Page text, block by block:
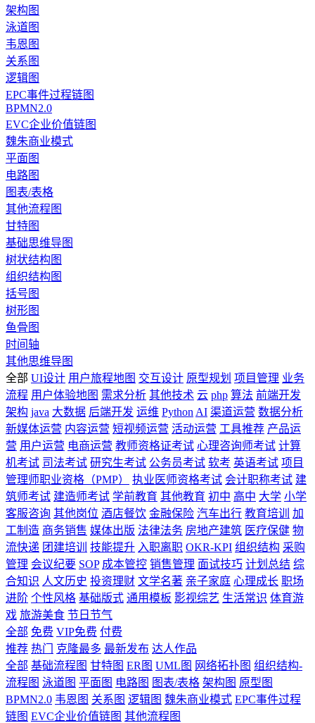
架构图
泳道图
韦恩图
关系图
逻辑图
EPC事件过程链图
BPMN2.0
EVC企业价值链图
魏朱商业模式
平面图
电路图
图表/表格
其他流程图
甘特图
基础思维导图
树状结构图
组织结构图
括号图
树形图
鱼骨图
时间轴
其他思维导图
全部 UI设计 用户旅程地图 交互设计 原型规划 项目管理 业务
流程 用户体验地图 需求分析 其他技术 云 php 算法 前端开发
架构 java 大数据 后端开发 运维 Python AI 渠道运营 数据分析
新媒体运营 内容运营 短视频运营 活动运营 工具推荐 产品运
营 用户运营 电商运营 教师资格证考试 心理咨询师考试 计算
机考试 司法考试 研究生考试 公务员考试 软考 英语考试 项目
管理师职业资格（PMP）
执业医师资格考试 会计职称考试 建
筑师考试 建造师考试 学前教育 其他教育 初中 高中 大学 小学
客服咨询 其他岗位 酒店餐饮 金融保险 汽车出行 教育培训
加
工制造 商务销售 媒体出版 法律法务 房地产建筑 医疗保健 物
流快递 团建培训 技能提升 入职离职 OKR-KPI 组织结构 采购
管理 会议纪要 SOP 成本管控 销售管理 面试技巧 计划总结 综
合知识 人文历史 投资理财 文学名著 亲子家庭 心理成长 职场
进阶 个性风格 基础版式 通用模板 影视综艺 生活常识 体育游
戏 旅游美食 节日节气
全部 免费 VIP免费 付费
推荐 热门 克隆最多 最新发布 达人作品
全部 基础流程图 甘特图 ER图 UML图 网络拓扑图 组织结构-
流程图 泳道图 平面图 电路图 图表/表格 架构图 原型图
BPMN2.0 韦恩图 关系图 逻辑图 魏朱商业模式 EPC事件过程
链图 EVC企业价值链图 其他流程图